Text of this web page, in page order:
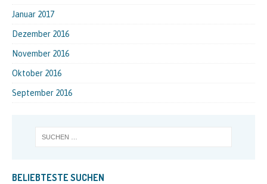
Januar 2017
Dezember 2016
November 2016
Oktober 2016
September 2016
BELIEBTESTE SUCHEN